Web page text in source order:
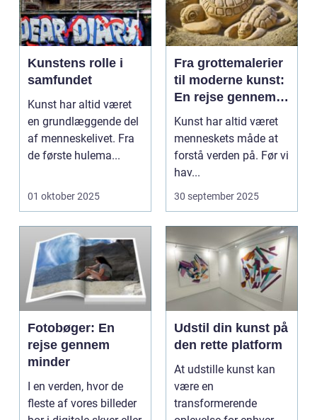
Kunstens rolle i
samfundet
Kunst har altid været
en grundlæggende del
af menneskelivet. Fra
de første hulema...
01 oktober 2025
Fra grottemalerier
til moderne kunst:
En rejse gennem
billedkunstens
udvikling
Kunst har altid været
menneskets måde at
forstå verden på. Før vi
hav...
30 september 2025
Fotobøger: En
rejse gennem
minder
I en verden, hvor de
fleste af vores billeder
Udstil din kunst på
den rette platform
At udstille kunst kan
være en
transformerende